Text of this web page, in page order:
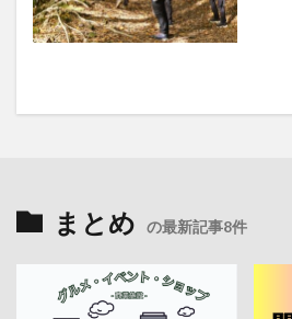
まとめ の最新記事8件